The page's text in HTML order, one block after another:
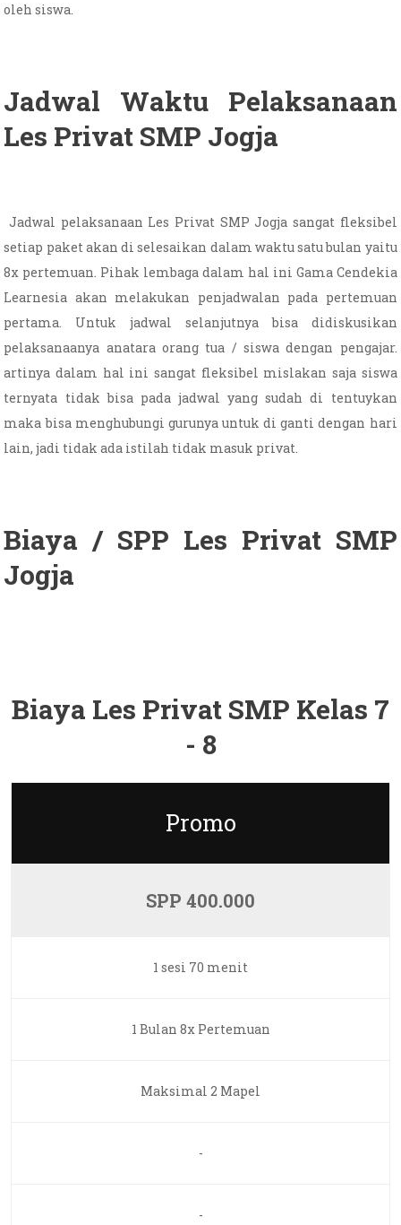
oleh siswa.
Jadwal Waktu Pelaksanaan
Les Privat SMP Jogja
Jadwal pelaksanaan Les Privat SMP Jogja sangat fleksibel
setiap paket akan di selesaikan dalam waktu satu bulan yaitu
8x pertemuan. Pihak lembaga dalam hal ini Gama Cendekia
Learnesia akan melakukan penjadwalan pada pertemuan
pertama. Untuk jadwal selanjutnya bisa didiskusikan
pelaksanaanya anatara orang tua / siswa dengan pengajar.
artinya dalam hal ini sangat fleksibel mislakan saja siswa
ternyata tidak bisa pada jadwal yang sudah di tentuykan
maka bisa menghubungi gurunya untuk di ganti dengan hari
lain, jadi tidak ada istilah tidak masuk privat.
Biaya / SPP Les Privat SMP
Jogja
Biaya Les Privat SMP Kelas 7
- 8
Promo
SPP 400.000
1 sesi 70 menit
1 Bulan 8x Pertemuan
Maksimal 2 Mapel
-
-